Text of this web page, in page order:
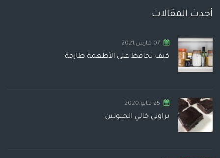
أحدث المقالات
07 مارس,2021
كيف تحافظ على الأطعمة طازجة
25 مايو,2020
براوني خالي الجلوتين